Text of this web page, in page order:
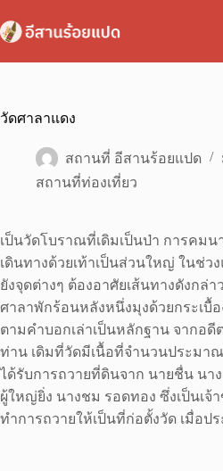
to
content
วัดศาลาแดง
สถานที่ อีสานร้อยแปด
สถานที่ท่องเที่ยว
เป็นวัดโบราณที่เดิมเป็นป่า การคม
เดินทางด้วยเท้าเป็นส่วนใหญ่ ในช่ว
ยังจุดต่างๆ ต้องอาศัยเส้นทางดังกล่
ศาลาพักร้อนหลังหนึ่งมุงด้วยกระเ
ตามคำบอกเล่าเป็นหลักฐาน จากอดี
ท่าน เดิมที่วัดมีเนื้อที่จำนวนประมาณ
ได้รับการถวายที่ดินจาก นายชื่น นา
ผู้ใหญ่ยิ่ง นางชม รอดทอง ซึ่งเป็นเ
ทำการถวายให้เป็นที่ก่อตั้งวัด เมื่อป